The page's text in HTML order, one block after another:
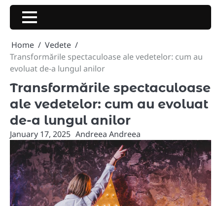
Skip
content
Home
Vedete
Transformările spectaculoase ale vedetelor: cum au
evoluat de-a lungul anilor
Transformările spectaculoase
ale vedetelor: cum au evoluat
de-a lungul anilor
January 17, 2025 Andreea Andreea